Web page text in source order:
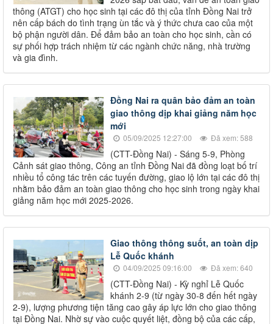
thông (ATGT) cho học sinh tại các đô thị của tỉnh Đồng Nai trở
nên cấp bách do tình trạng ùn tắc và ý thức chưa cao của một
bộ phận người dân. Để đảm bảo an toàn cho học sinh, cần có
sự phối hợp trách nhiệm từ các ngành chức năng, nhà trường
và gia đình.
Đồng Nai ra quân bảo đảm an toàn
giao thông dịp khai giảng năm học
mới
05/09/2025 12:27:00 Đã xem: 588
(CTT-Đồng Nai) - Sáng 5-9, Phòng
Cảnh sát giao thông, Công an tỉnh Đồng Nai đã đồng loạt bố trí
nhiều tổ công tác trên các tuyến đường, giao lộ lớn tại các đô thị
nhằm bảo đảm an toàn giao thông cho học sinh trong ngày khai
giảng năm học mới 2025-2026.
Giao thông thông suốt, an toàn dịp
Lễ Quốc khánh
04/09/2025 09:16:00 Đã xem: 640
(CTT-Đồng Nai) - Kỳ nghỉ Lễ Quốc
khánh 2-9 (từ ngày 30-8 đến hết ngày
2-9), lượng phương tiện tăng cao gây áp lực lớn cho giao thông
tại Đồng Nai. Nhờ sự vào cuộc quyết liệt, đồng bộ của các cấp,